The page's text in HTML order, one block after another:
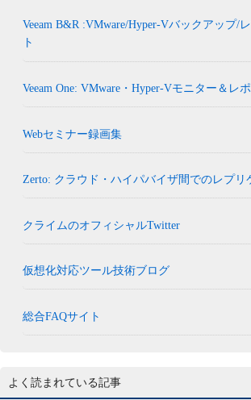
Veeam B&R :VMware/Hyper-Vバックアップ/
ト
Veeam One: VMware・Hyper-Vモニター＆レ
Webセミナー録画集
Zerto: クラウド・ハイパバイザ間でのレプリ
クライムのオフィシャルTwitter
仮想化対応ツール技術ブログ
総合FAQサイト
よく読まれている記事